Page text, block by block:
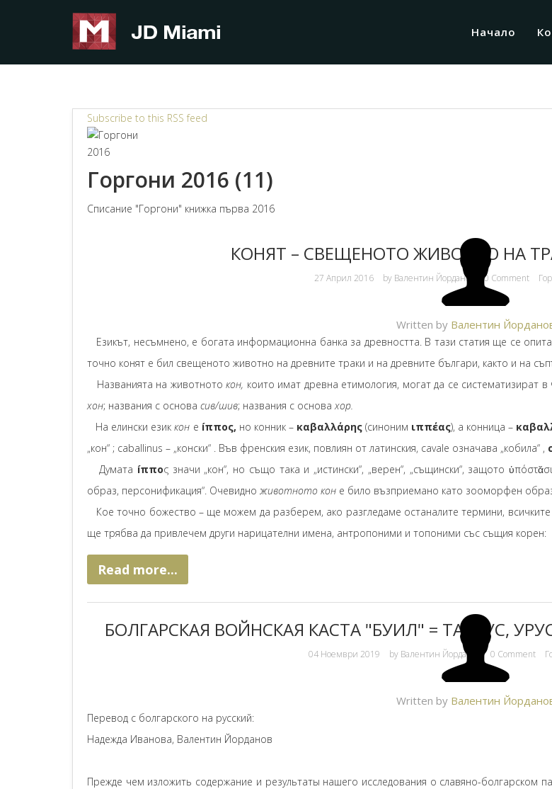
Начало
Subscribe to this RSS feed
Горгони 2016 (11)
Списание "Горгони" книжка първа 2016
КОНЯТ – СВЕЩЕНОТО ЖИВОТНО НА
27 Април 2016 by Валентин Йорданов 0 Comment
Written by Валентин
Езикът, несъмнено, е богата информационна банка за древността. В тази статия ще се
точно конят е бил свещеното животно на древните траки и на древните българи, както и на
Названията на животнотокон, които имат древна етимология, могат да се систематизират
хон; названия с основа сив/шив; названия с основахор.
На елински езиккон е íππος, но конник – καβαλλάρης(синоним ιππέας), а конница –
„кон“ ; caballinus – „конски“ . Във френския език, повлиян от латинския, cavale означава „кобила“ ,
Думата íππος значи „кон“, но също така и „истински“, „верен“, „същински“, защото
образ, персонификация“. Очевидно животното кон е било възприемано като зооморфен
Кое точно божество – ще можем да разберем, ако разгледаме останалите термини,
ще трябва да привлечем други нарицателни имена, антропоними и топоними със същия корен:
Read more...
БОЛГАРСКАЯ ВОЙНСКАЯ КАСТА "БУИЛ" = ТАУРУС,
04 Ноември 2019 by Валентин Йорданов 0 Comment
Written by Валентин
Перевод с болгарского на русский:
Надежда Иванова, Валентин Йорданов
Прежде чем изложить содержание и результаты нашего исследования о славяно-болгарском